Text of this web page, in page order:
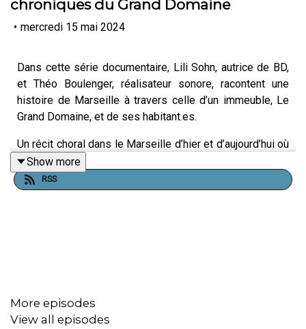
chroniques du Grand Domaine
• mercredi 15 mai 2024
Dans cette série documentaire, Lili Sohn, autrice de BD,
et Théo Boulenger, réalisateur sonore, racontent une
histoire de Marseille à travers celle d’un immeuble, Le
Grand Domaine, et de ses habitant.es.
Un récit choral dans le Marseille d’hier et d’aujourd’hui où
les petites histoires rencontrent la grande Histoire et
dans laquelle les créateurs s’interrogent sur des
thématiques universelles telles que le vivre-ensemble
Grand Domaine
Show more
RSS
More episodes
View all episodes